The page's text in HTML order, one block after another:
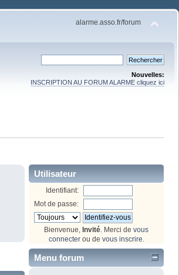
alarme.asso.fr/forum
Nouvelles:
INSCRIPTION AU FORUM ALARME cliquez ici
Utilisateur
Identifiant:
Mot de passe:
Bienvenue, Invité . Merci de vous
connecterou de vous inscrire
Menu forum